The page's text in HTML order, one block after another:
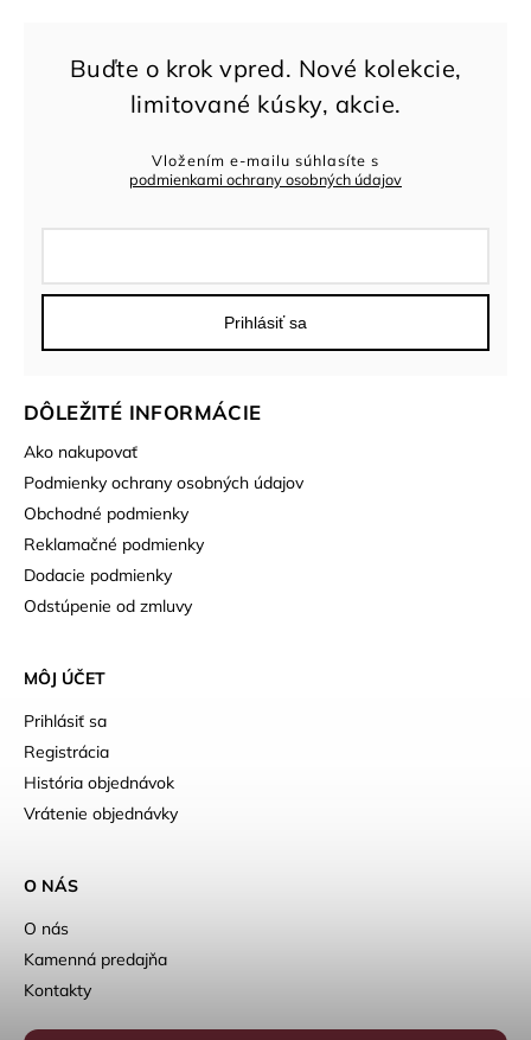
DÔLEŽITÉ INFORMÁCIE
Ako nakupovať
Podmienky ochrany osobných údajov
Obchodné podmienky
Reklamačné podmienky
Dodacie podmienky
Odstúpenie od zmluvy
MÔJ ÚČET
Prihlásiť sa
Registrácia
História objednávok
Vrátenie objednávky
Vložením e-mailu súhlasíte s
podmienkami ochrany osobných údajov
Prihlásiť sa
O NÁS
O nás
Kamenná predajňa
Kontakty